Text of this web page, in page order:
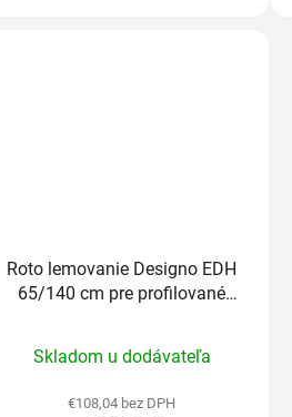
Roto lemovanie Designo EDH
65/140 cm pre profilované
hodnotenie
produktu
Skladom u dodávateľa
€108,04 bez DPH